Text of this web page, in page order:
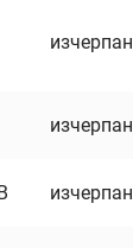
изчерпан
изчерпан
изчерпан